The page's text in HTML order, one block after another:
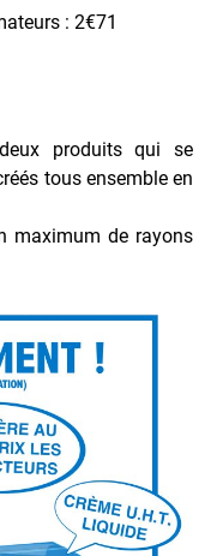
: 2€71
produits qui se
tous ensemble en
maximum de rayons